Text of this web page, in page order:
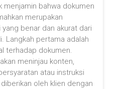
menjamin bahwa dokumen
merupakan
benar dan akurat dari
Langkah pertama adalah
terhadap dokumen.
meninjau konten,
atau instruksi
oleh klien dengan